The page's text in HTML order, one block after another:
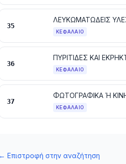
35
ΚΕΦΆΛΑΙΟ
36
ΚΕΦΆΛΑΙΟ
37
ΦΩΤΟΓΡΑΦΙΚΑ Ή
ΚΕΦΆΛΑΙΟ
← Επιστροφή στην αναζήτηση